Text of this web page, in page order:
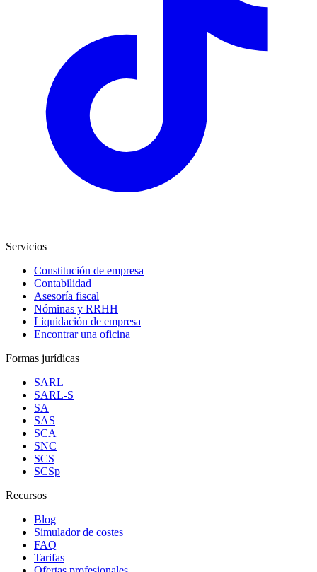
Servicios
Constitución de empresa
Contabilidad
Asesoría fiscal
Nóminas y RRHH
Liquidación de empresa
Encontrar una oficina
Formas jurídicas
SARL
SARL-S
SA
SAS
SCA
SNC
SCS
SCSp
Recursos
Blog
Simulador de costes
FAQ
Tarifas